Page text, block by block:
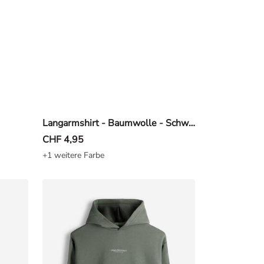
Langarmshirt - Baumwolle - Schwarz
CHF 4,95
+1 weitere Farbe